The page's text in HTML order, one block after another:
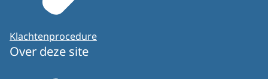
Klachtenprocedure
Over deze site